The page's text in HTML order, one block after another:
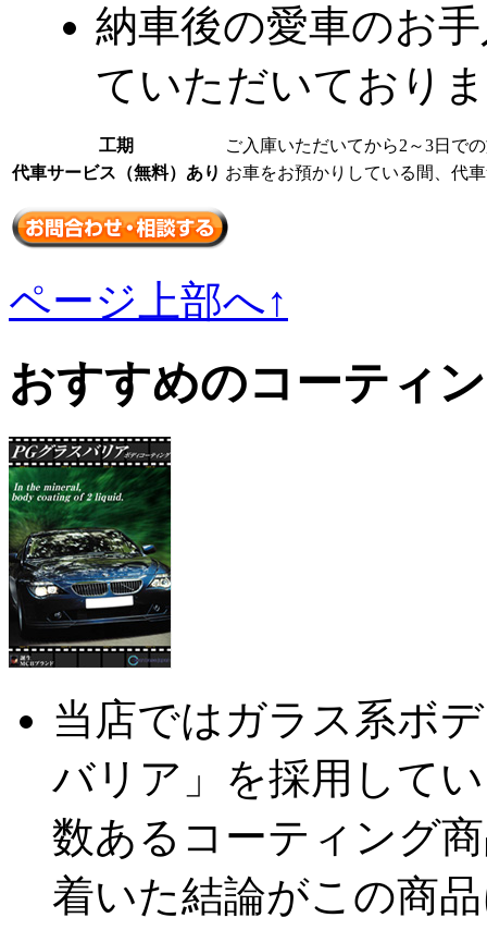
納車後の愛車のお
ていただいており
工期
ご入庫いただいてから2～3日で
代車サービス（無料）あり お車をお預かりしている間、代
ページ上部へ↑
おすすめのコーティ
当店ではガラス系ボ
バリア」を採用して
数あるコーティング
着いた結論がこの商